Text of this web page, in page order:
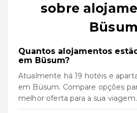
sobre
Büsum
Quantos alojamentos
em Büsum?
Atualmente há 19 hotéis e
em Büsum. Compare opções
melhor oferta para a sua viagem.